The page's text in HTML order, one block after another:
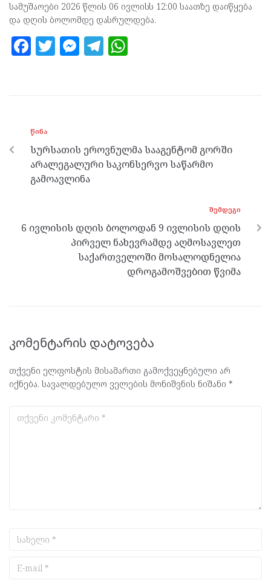
სამუშაოები 2026 წლის 06 ივლისს 12:00 საათზე დაიწყება
და დღის ბოლომდე დასრულდება.
F
o
o
k
T M
er
T
m p
p
ᲬᲘᲜᲐ
სურსათის ეროვნულმა სააგენტომ გორში
არალეგალური საკონსერვო საწარმო
გამოავლინა
ᲨᲔᲛᲓᲔᲒᲘ
6 ივლისის დღის ბოლოდან 9 ივლისის დღის
პირველ ნახევრამდე აღმოსავლეთ
საქართველოში მოსალოდნელია
დროგამოშვებით წვიმა
კომენტარის დატოვება
თქვენი ელფოსტის მისამართი გამოქვეყნებული არ
იქნება. სავალდებულო ველების მონიშვნის ნიშანი *